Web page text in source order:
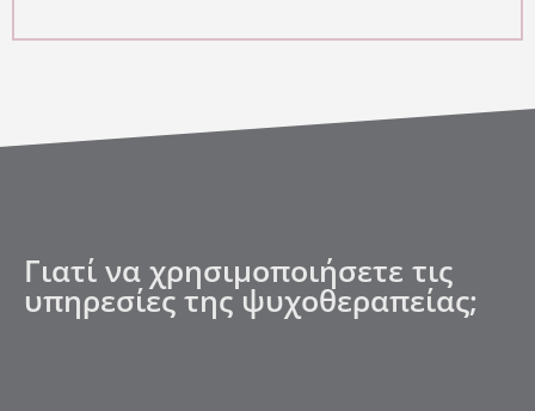
Γιατί να χρησιμοποιήσετε τις
υπηρεσίες της ψυχοθεραπείας;